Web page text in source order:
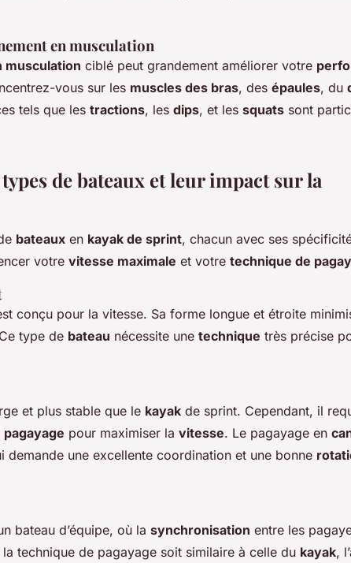
en musculation
musculation ciblé peut grandement améliorer votre
vous sur les muscles des bras, des épaules, du
tels que les tractions, les dips, et les squats sont
de bateaux et leur impact sur la
bateaux en kayak de sprint, chacun avec ses
votre vitesse maximale et votre technique de
conçu pour la vitesse. Sa forme longue et étroite
type de bateau nécessite une technique très précise
et plus stable que le kayak de sprint. Cependant, il
pour maximiser la vitesse. Le pagayage en
demande une excellente coordination et une bonne
bateau d’équipe, où la synchronisation entre les
technique de pagayage soit similaire à celle du kayak,